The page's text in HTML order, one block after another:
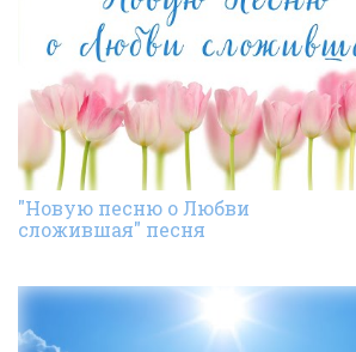
"Новую песню о Любви
сложившая" песня